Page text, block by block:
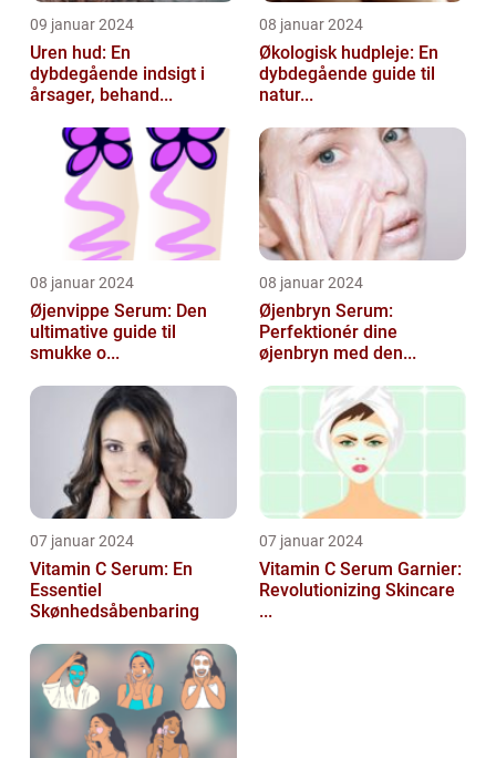
09 januar 2024
Uren hud: En
dybdegående indsigt i
årsager, behand...
08 januar 2024
Økologisk hudpleje: En
dybdegående guide til
natur...
08 januar 2024
Øjenvippe Serum: Den
ultimative guide til
smukke o...
08 januar 2024
Øjenbryn Serum:
Perfektionér dine
øjenbryn med den...
07 januar 2024
Vitamin C Serum: En
Essentiel
Skønhedsåbenbaring
07 januar 2024
Vitamin C Serum Garnier:
Revolutionizing Skincare
...